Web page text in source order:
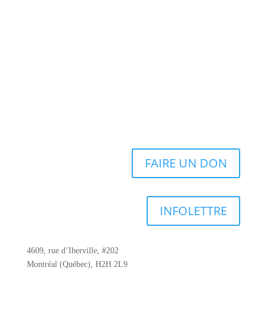
FAIRE UN DON
INFOLETTRE
4609, rue d’Iberville, #202
Montréal (Québec), H2H 2L9